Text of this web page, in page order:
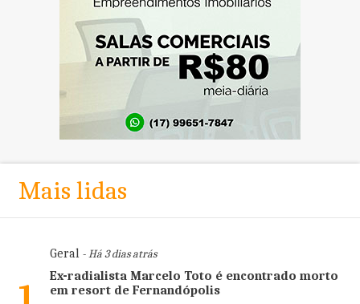
Mais lidas
Geral- Há 3 dias atrás
Ex-radialista Marcelo Toto é encontrado morto
em resort de Fernandópolis